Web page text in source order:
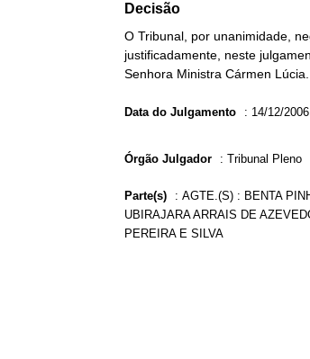
Decisão
O Tribunal, por unanimidade,
justificadamente, neste
Senhora Ministra Cármen
Data do Julgamento : 14/12/2006
Órgão Julgador : Tribunal Pleno
Parte(s) : AGTE.(S) : BENTA
UBIRAJARA ARRAIS DE
PEREIRA E SILVA